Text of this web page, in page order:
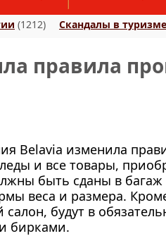
(1212) Скандалы в туризме
правила
Belavia изменила
и все товары,
быть сданы в
веса и размера.
будут в
бирками.